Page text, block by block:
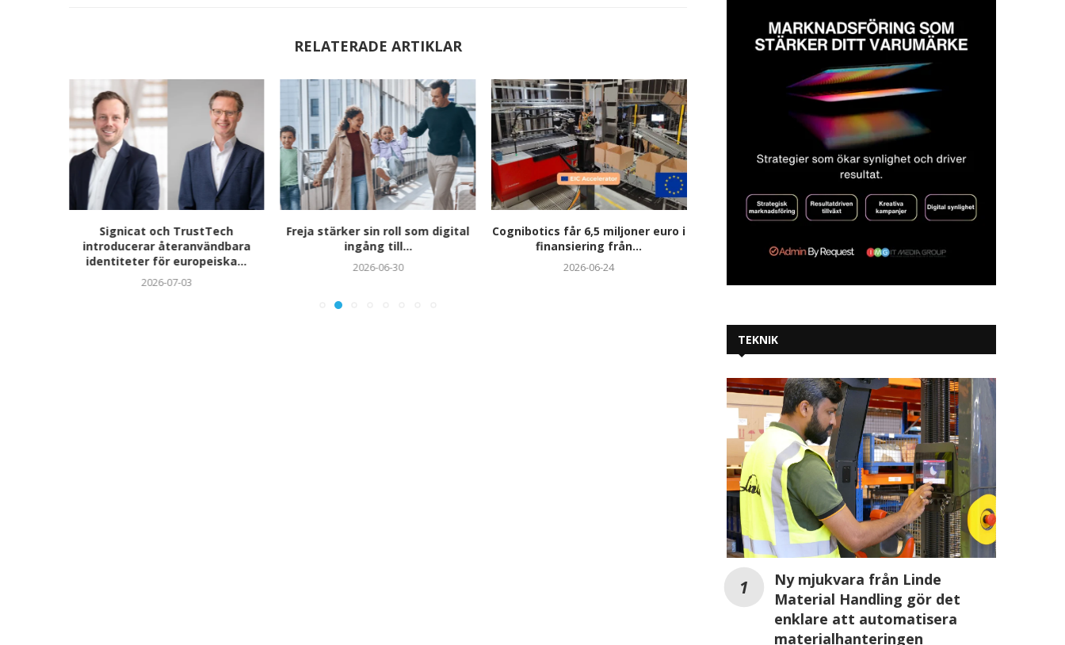
RELATERADE ARTIKLAR
Signicat och TrustTech
introducerar återanvändbara
identiteter för europeiska...
2026-07-03
Freja stärker sin roll som digital
ingång till...
2026-06-30
Cognibotics får 6,5 miljoner euro i
finansiering från...
2026-06-24
Sverige läcker...
kvalitetssäkrad
2026-06-02
TEKNIK
Ny mjukvara från Linde
Material Handling gör det
enklare att automatisera
materialhanteringen